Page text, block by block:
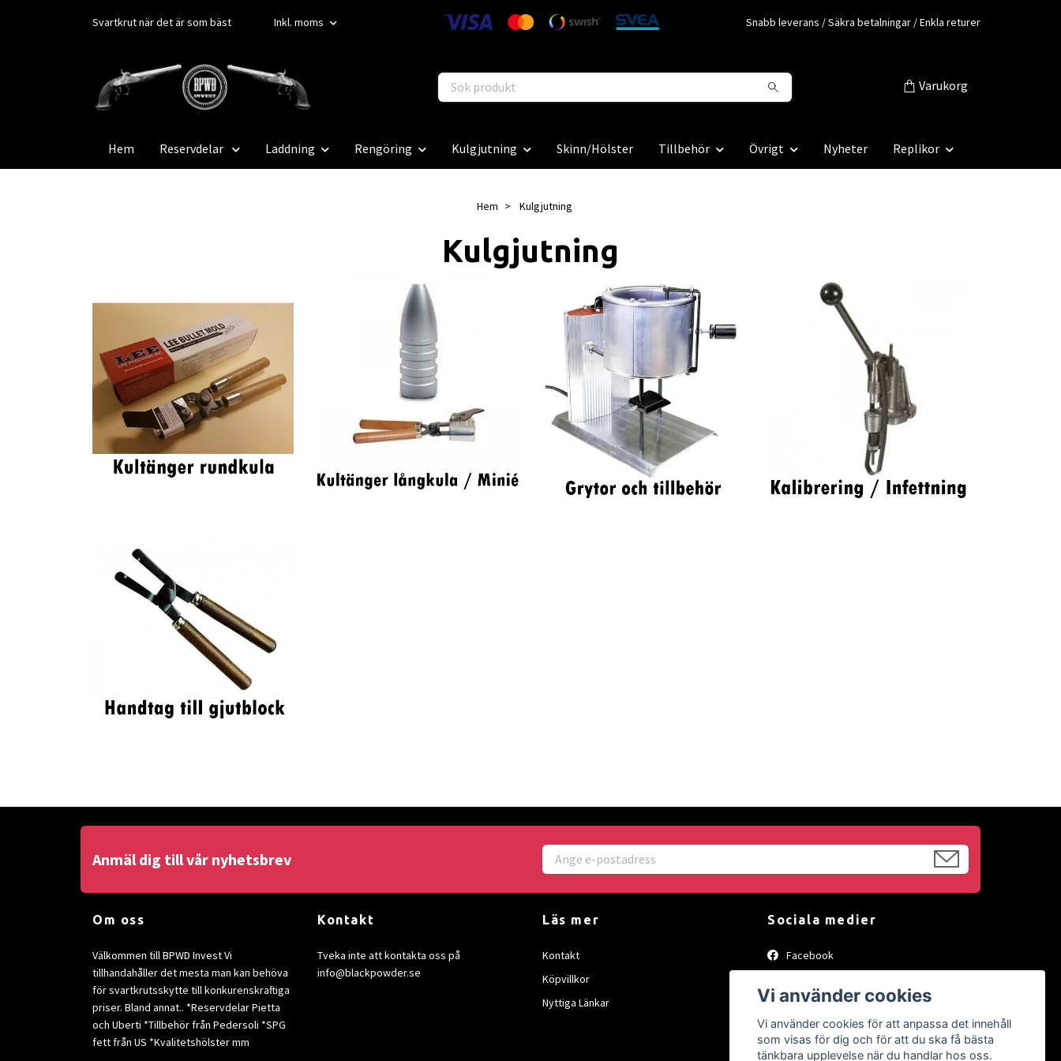
Svartkrut när det är som bäst Inkl. moms Snabb leverans / Säkra betalningar / Enkla returer
Varukorg
Hem Reservdelar Laddning Rengöring Kulgjutning Skinn/Hölster Tillbehör Övrigt Nyheter Replikor
Hem Kulgjutning
Kulgjutning
Anmäl dig till vår nyhetsbrev
Om oss
Välkommen till BPWD Invest Vi
tillhandahåller det mesta man kan behöva
för svartkrutsskytte till konkurenskraftiga
priser. Bland annat.. *Reservdelar Pietta
och Uberti *Tillbehör från Pedersoli *SPG
fett från US *Kvalitetshölster mm
Kontakt
Tveka inte att kontakta oss på
info@blackpowder.se
Läs mer
Kontakt
Köpvillkor
Nyttiga Länkar
Sociala medier
Facebook
Vi använder cookies
Vi använder cookies för att anpassa det innehåll
som visas för dig och för att du ska få bästa
tänkbara upplevelse när du handlar hos oss.